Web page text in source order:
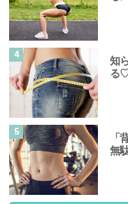
4
知
る
5
「
無